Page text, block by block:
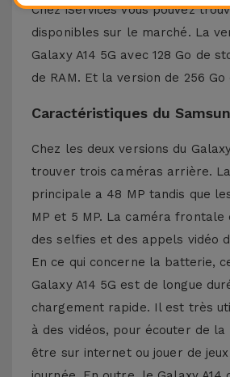
Chez iServices vous pouvez
disponibles sur le marché. La
Galaxy A14 5G avec 128 Go de
de RAM. Et la version de 256 Go
Caractéristiques du
Chez les deux versions du
trouver trois caméras arrière.
principale a 48 MP tandis que
MP et 5 MP. La caméra frontale
des selfies et des appels vidéo
En ce qui concerne la batterie,
Galaxy A14 5G est de longue
chargement rapide. Il est très
à des vidéos, pour écouter de la
être sur internet ou jouer de